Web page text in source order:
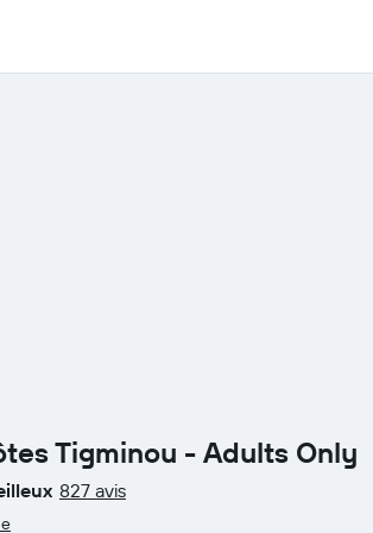
Tigminou - Adults Only
827 avis